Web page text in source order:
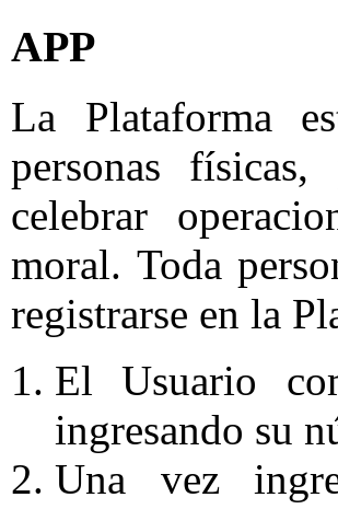
APP
La Plataforma
personas
celebrar
moral. Toda
registrarse en la
El Usuario
ingresando su
Una vez